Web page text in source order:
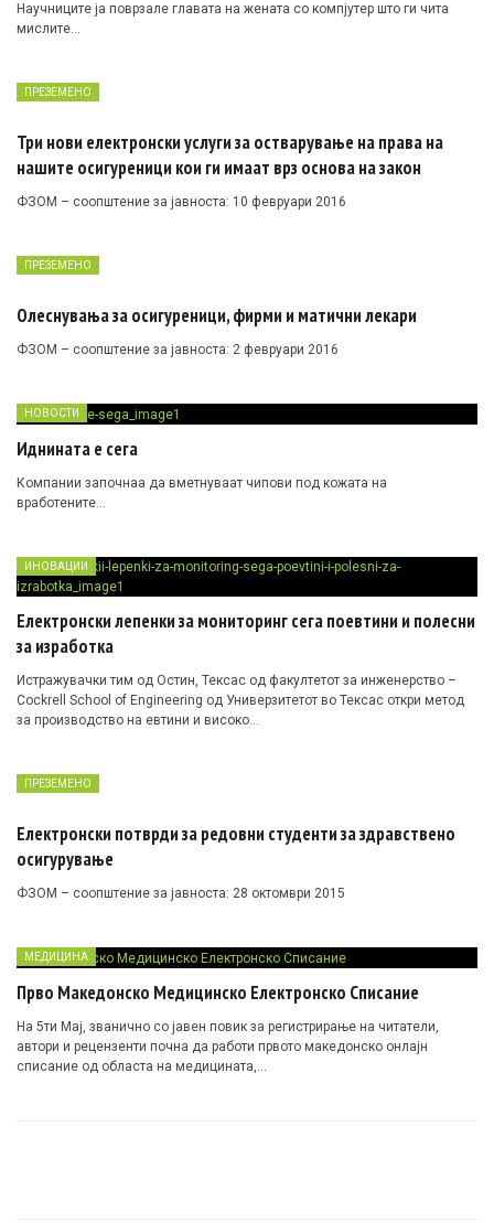
Научниците ја поврзале главата на жената со компјутер што ги чита
мислите…
ПРЕЗЕМЕНО
Три нови електронски услуги за остварување на права на
нашите осигуреници кои ги имаат врз основа на закон
ФЗОМ – соопштение за јавноста: 10 февруари 2016
ПРЕЗЕМЕНО
Олеснувања за осигуреници, фирми и матични лекари
ФЗОМ – соопштение за јавноста: 2 февруари 2016
НОВОСТИ
Иднината е сега
Компании започнаа да вметнуваат чипови под кожата на
вработените…
ИНОВАЦИИ
Електронски лепенки за мониторинг сега поевтини и полесни
за изработка
Истражувачки тим од Остин, Тексас од факултетот за инженерство –
Cockrell School of Engineering од Универзитетот во Тексас откри метод
за производство на евтини и високо…
ПРЕЗЕМЕНО
Електронски потврди за редовни студенти за здравствено
осигурување
ФЗОМ – соопштение за јавноста: 28 октомври 2015
МЕДИЦИНА
Прво Македонско Медицинско Електронско Списание
На 5ти Мај, званично со јавен повик за регистрирање на читатели,
автори и рецензенти почна да работи првото македонско онлајн
списание од областа на медицината,…